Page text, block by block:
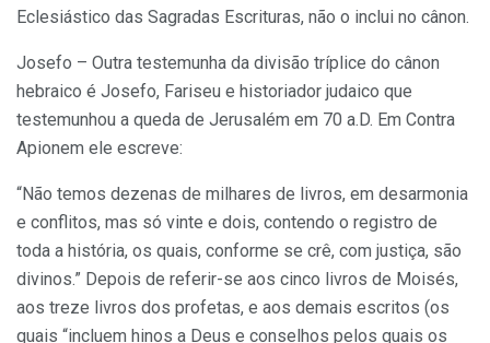
Eclesiástico das Sagradas Escrituras, não o inclui no cânon.
Josefo – Outra testemunha da divisão tríplice do cânon
hebraico é Josefo, Fariseu e historiador judaico que
testemunhou a queda de Jerusalém em 70 a.D. Em Contra
Apionem ele escreve:
“Não temos dezenas de milhares de livros, em desarmonia
e conflitos, mas só vinte e dois, contendo o registro de
toda a história, os quais, conforme se crê, com justiça, são
divinos.” Depois de referir-se aos cinco livros de Moisés,
aos treze livros dos profetas, e aos demais escritos (os
quais “incluem hinos a Deus e conselhos pelos quais os